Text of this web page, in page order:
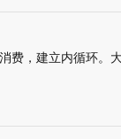
费，建立内循环。